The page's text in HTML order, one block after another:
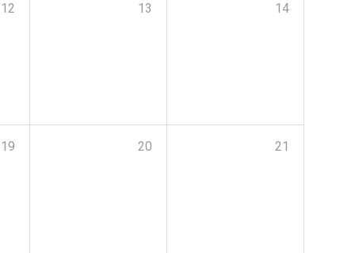
12 13 14
19 20 21